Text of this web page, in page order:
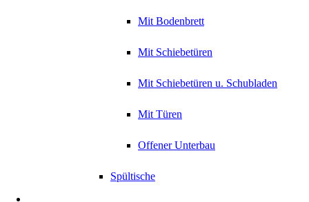
Mit Bodenbrett
Mit Schiebetüren
Mit Schiebetüren u. Schubladen
Mit Türen
Offener Unterbau
Spültische